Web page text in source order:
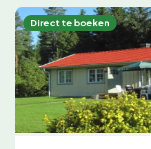
Direct te boeken